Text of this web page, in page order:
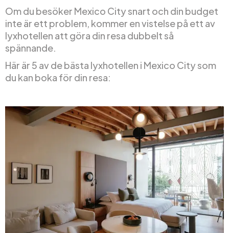
Om du besöker Mexico City snart och din budget
inte är ett problem, kommer en vistelse på ett av
lyxhotellen att göra din resa dubbelt så
spännande.
Här är 5 av de bästa lyxhotellen i Mexico City som
du kan boka för din resa: